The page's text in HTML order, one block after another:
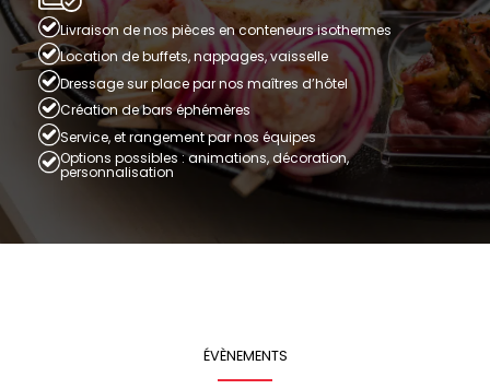
Livraison de nos pièces en conteneurs isothermes
Location de buffets, nappages, vaisselle
Dressage sur place par nos maîtres d’hôtel
Création de bars éphémères
Service, et rangement par nos équipes
Options possibles : animations, décoration,
personnalisation
ÉVÈNEMENTS